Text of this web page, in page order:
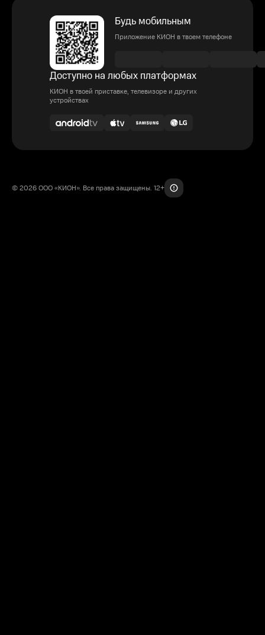
Будь мобильным
Приложение КИОН в твоем телефоне
Доступно на любых платформах
КИОН в твоей приставке, телевизоре и других
устройствах
© 2026 ООО «КИОН». Все права защищены. 12+